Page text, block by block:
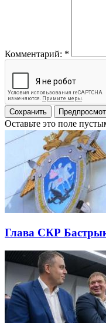
Комментарий: *
Оставьте это поле
Глава СКР